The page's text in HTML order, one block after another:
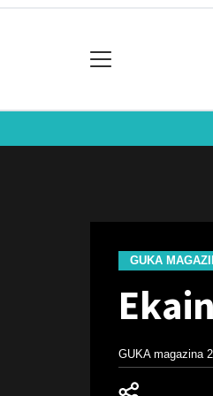
GUKA
GUKA magazina